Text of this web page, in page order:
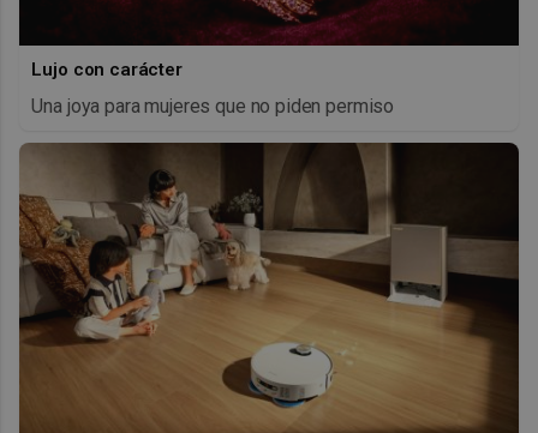
Lujo con carácter
Una joya para mujeres que no piden permiso